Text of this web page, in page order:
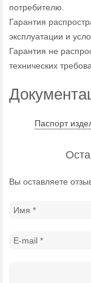
потребителю.
Гарантия
эксплуатации и
Гарантия не
технических
Паспорт
Вы оставляете